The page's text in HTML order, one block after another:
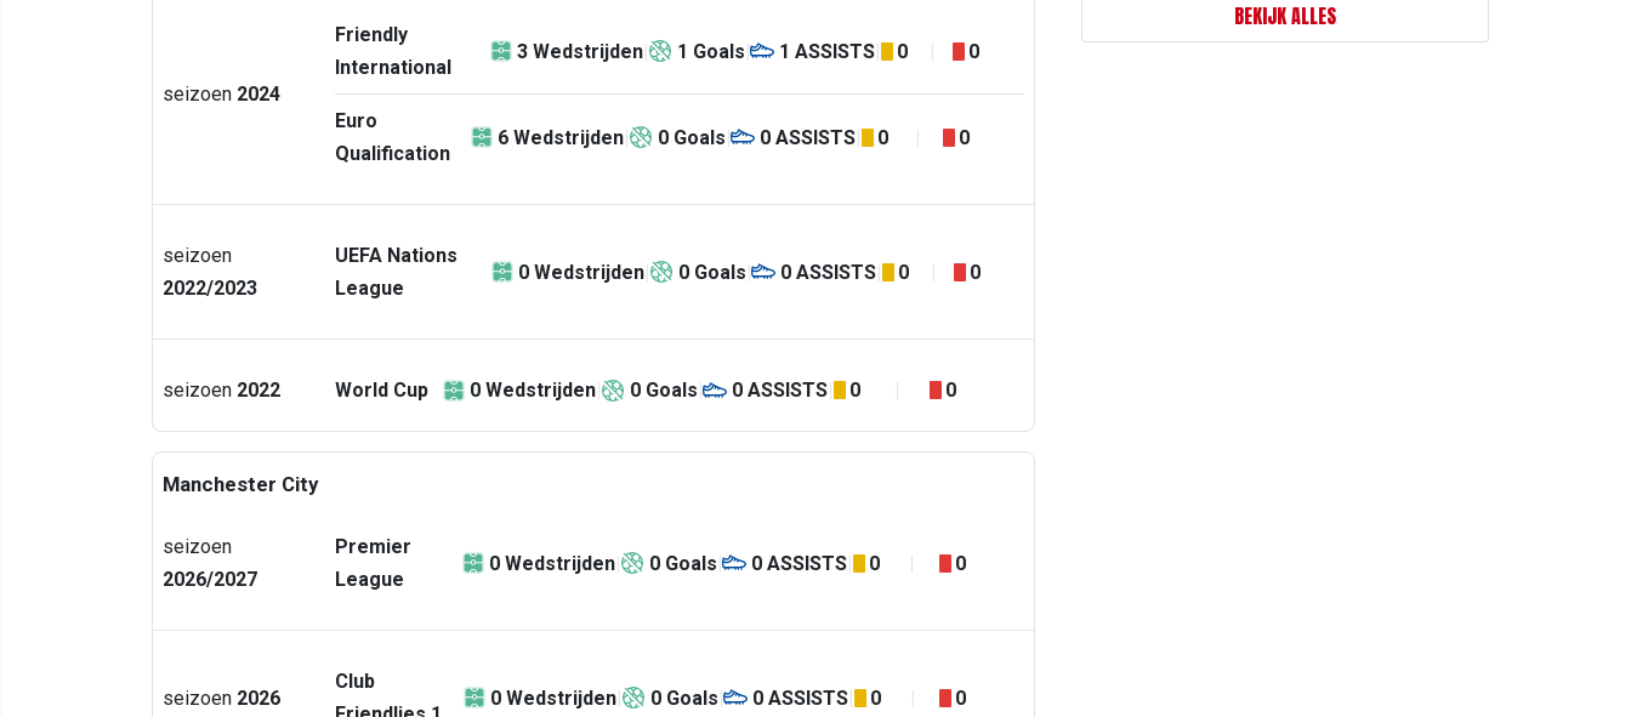
seizoen 2024
Friendly
International
3 Wedstrijden 1 Goals 1 ASSISTS 0 0
Euro
Qualification
6 Wedstrijden 0 Goals 0 ASSISTS 0 0
seizoen
2022/2023
UEFA Nations
League
0 Wedstrijden 0 Goals 0 ASSISTS 0 0
seizoen 2022 World Cup 0 Wedstrijden 0 Goals 0 ASSISTS 0 0
Manchester City
seizoen
2026/2027
Premier
League
0 Wedstrijden 0 Goals 0 ASSISTS 0 0
seizoen 2026
Club
0 Wedstrijden 0 Goals 0 ASSISTS 0 0
BEKIJK ALLES